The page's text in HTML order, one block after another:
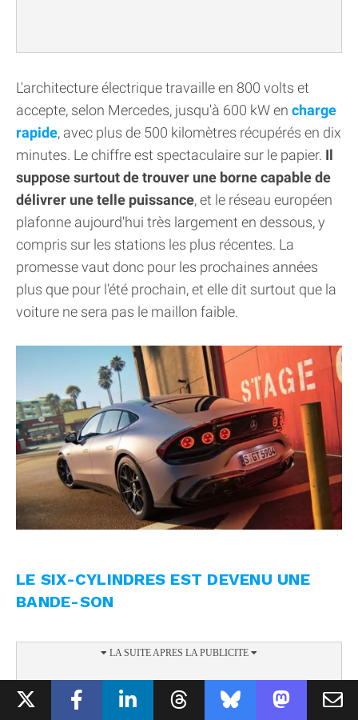
L'architecture électrique travaille en 800 volts et
accepte, selon Mercedes, jusqu'à 600 kW en charge
rapide, avec plus de 500 kilomètres récupérés en dix
minutes. Le chiffre est spectaculaire sur le papier. Il
suppose surtout de trouver une borne capable de
délivrer une telle puissance, et le réseau européen
plafonne aujourd'hui très largement en dessous, y
compris sur les stations les plus récentes. La
promesse vaut donc pour les prochaines années
plus que pour l'été prochain, et elle dit surtout que la
voiture ne sera pas le maillon faible.
LE SIX-CYLINDRES EST DEVENU UNE
BANDE-SON